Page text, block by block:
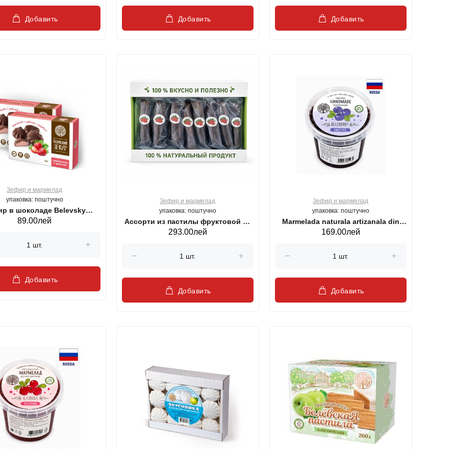
Добавить Добавить Добавить
Зефир и мармелад
упаковка: поштучно
в шоколаде Belevsky
с вкусом клубники 200г
89.00лей
Добавить
Зефир и мармелад
упаковка: поштучно
Ассорти из пастилы фруктовой из
Белева, 300г
293.00лей
Добавить
Зефир и мармелад
упаковка: поштучно
Marmelada naturala artizanala din
afine, fara zahar Belevsky product,
169.00лей
Добавить